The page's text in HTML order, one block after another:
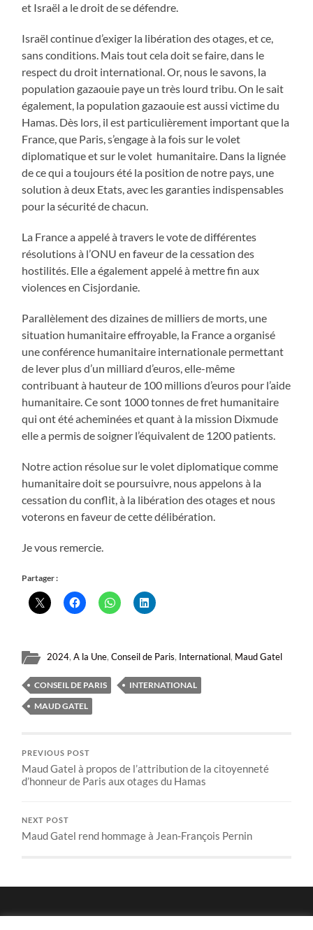
et Israël a le droit de se défendre.
Israël continue d’exiger la libération des otages, et ce,
sans conditions. Mais tout cela doit se faire, dans le
respect du droit international. Or, nous le savons, la
population gazaouie paye un très lourd tribu. On le sait
également, la population gazaouie est aussi victime du
Hamas. Dès lors, il est particulièrement important que la
France, que Paris, s’engage à la fois sur le volet
diplomatique et sur le volet humanitaire. Dans la lignée
de ce qui a toujours été la position de notre pays, une
solution à deux Etats, avec les garanties indispensables
pour la sécurité de chacun.
La France a appelé à travers le vote de différentes
résolutions à l’ONU en faveur de la cessation des
hostilités. Elle a également appelé à mettre fin aux
violences en Cisjordanie.
Parallèlement des dizaines de milliers de morts, une
situation humanitaire effroyable, la France a organisé
une conférence humanitaire internationale permettant
de lever plus d’un milliard d’euros, elle-même
contribuant à hauteur de 100 millions d’euros pour l’aide
humanitaire. Ce sont 1000 tonnes de fret humanitaire
qui ont été acheminées et quant à la mission Dixmude
elle a permis de soigner l’équivalent de 1200 patients.
Notre action résolue sur le volet diplomatique comme
humanitaire doit se poursuivre, nous appelons à la
cessation du conflit, à la libération des otages et nous
voterons en faveur de cette délibération.
Je vous remercie.
Partager :
2024,A la Une,Conseil de Paris, International, Maud Gatel
CONSEIL DE PARIS
INTERNATIONAL
MAUD GATEL
PREVIOUS POST
Maud Gatel à propos de l’attribution de la citoyenneté
d’honneur de Paris aux otages du Hamas
NEXT POST
Maud Gatel rend hommage à Jean-François Pernin